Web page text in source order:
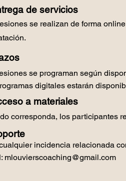
de servicios
se realizan de forma
se programan según
digitales estarán
a materiales
corresponda, los participantes
incidencia relacionada
mlouvierscoaching@gmail.com